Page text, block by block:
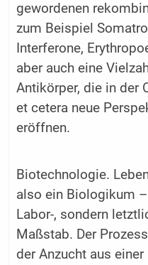
gewordenen
zum Beispiel
Interferone,
aber auch eine
Antikörper, die in der
et cetera neue
eröffnen.
Biotechnologie.
also ein Biologikum
Labor-, sondern
Maßstab. Der
der Anzucht aus